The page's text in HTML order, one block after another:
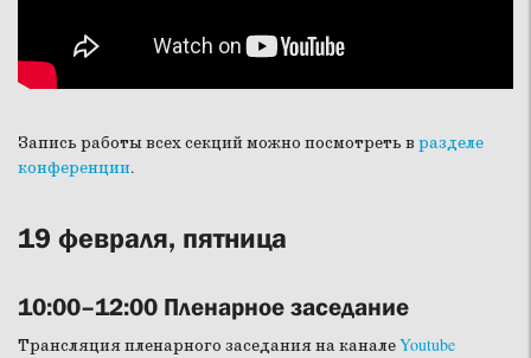
Запись работы всех секций можно посмотреть в разделе
конференции.
19 февраля, пятница
10:00–12:00 Пленарное заседание
Трансляция пленарного заседания на каналеYoutube